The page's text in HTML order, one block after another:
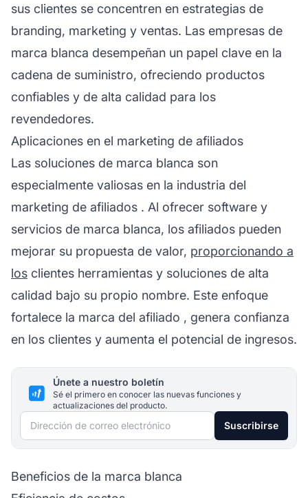
sus clientes se concentren en estrategias de
branding, marketing y ventas. Las empresas de
marca blanca desempeñan un papel clave en la
cadena de suministro, ofreciendo productos
confiables y de alta calidad para los
revendedores.
Aplicaciones en el marketing de afiliados
Las soluciones de marca blanca son
especialmente valiosas en la industria del
marketing de afiliados . Al ofrecer software y
servicios de marca blanca, los afiliados pueden
mejorar su propuesta de valor, proporcionando a
los clientes herramientas y soluciones de alta
calidad bajo su propio nombre. Este enfoque
fortalece la marca del afiliado , genera confianza
en los clientes y aumenta el potencial de ingresos.
Únete a nuestro boletín
Sé el primero en conocer las nuevas funciones y
actualizaciones del producto.
Dirección de correo electrónico Suscribirse
Beneficios de la marca blanca